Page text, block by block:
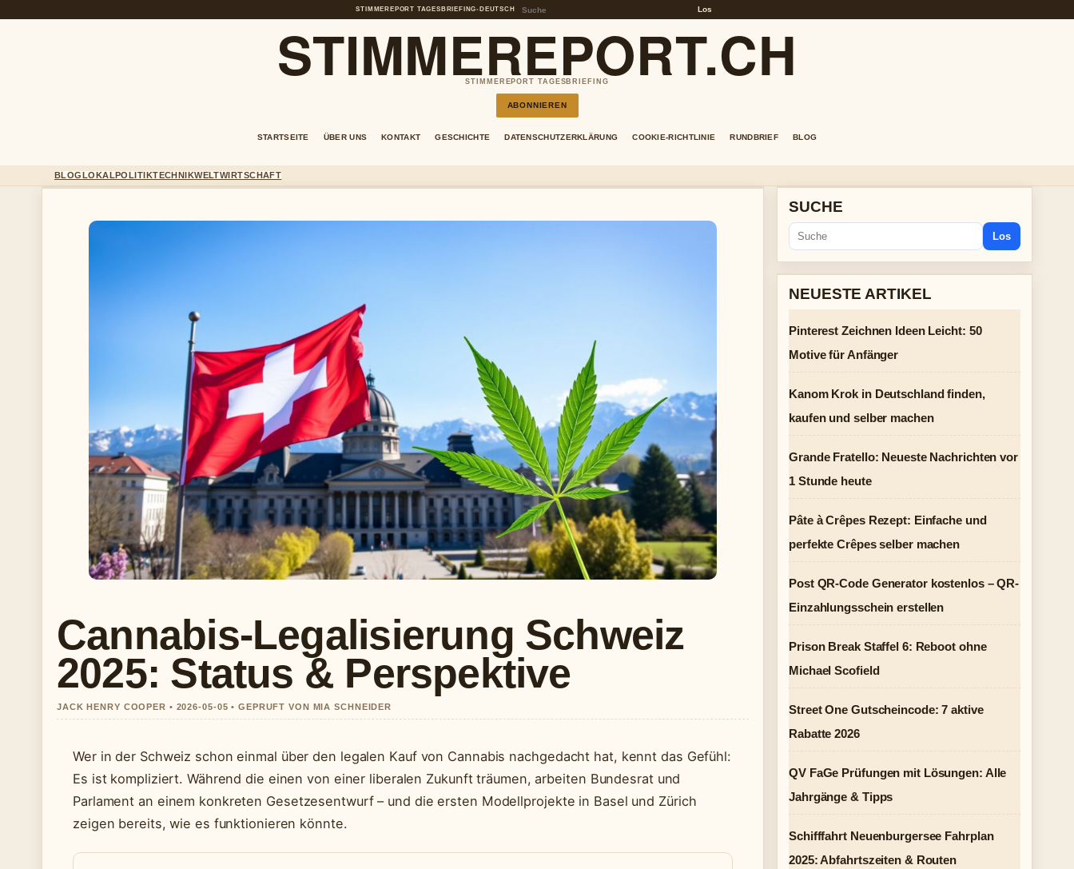
STIMMEREPORT TAGESBRIEFING• DEUTSCH Los
STIMMEREPORT.CH
STIMMEREPORT TAGESBRIEFING
ABONNIEREN
STARTSEITE ÜBER UNS KONTAKT GESCHICHTE DATENSCHUTZERKLÄRUNG COOKIE-RICHTLINIE RUNDBRIEF BLOG
BLOGLOKALPOLITIKTECHNIKWELTWIRTSCHAFT
Cannabis-Legalisierung Schweiz
2025: Status & Perspektive
JACK HENRY COOPER • 2026-05-05 • GEPRUFT VON MIA SCHNEIDER
Wer in der Schweiz schon einmal über den legalen Kauf von Cannabis nachgedacht hat, kennt das Gefühl:
Es ist kompliziert. Während die einen von einer liberalen Zukunft träumen, arbeiten Bundesrat und
Parlament an einem konkreten Gesetzesentwurf – und die ersten Modellprojekte in Basel und Zürich
zeigen bereits, wie es funktionieren könnte.
SUCHE
Los
NEUESTE ARTIKEL
Pinterest Zeichnen Ideen Leicht: 50
Motive für Anfänger
Kanom Krok in Deutschland finden,
kaufen und selber machen
Grande Fratello: Neueste Nachrichten vor
1 Stunde heute
Pâte à Crêpes Rezept: Einfache und
perfekte Crêpes selber machen
Post QR-Code Generator kostenlos – QR-
Einzahlungsschein erstellen
Prison Break Staffel 6: Reboot ohne
Michael Scofield
Street One Gutscheincode: 7 aktive
Rabatte 2026
QV FaGe Prüfungen mit Lösungen: Alle
Jahrgänge & Tipps
Schifffahrt Neuenburgersee Fahrplan
2025: Abfahrtszeiten & Routen